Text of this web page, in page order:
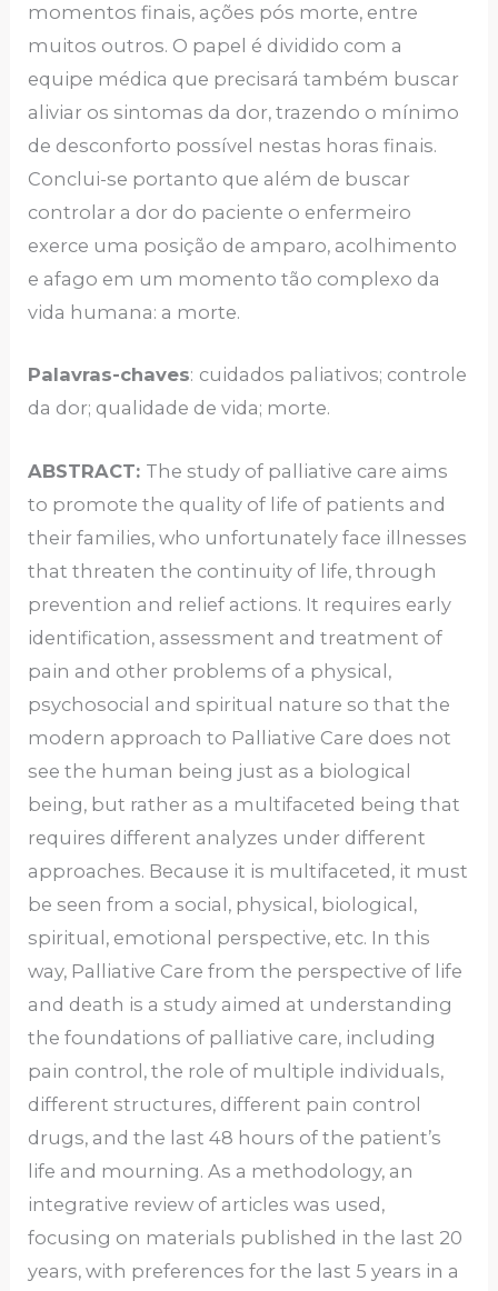
momentos finais, ações pós morte, entre
muitos outros. O papel é dividido com a
equipe médica que precisará também buscar
aliviar os sintomas da dor, trazendo o mínimo
de desconforto possível nestas horas finais.
Conclui-se portanto que além de buscar
controlar a dor do paciente o enfermeiro
exerce uma posição de amparo, acolhimento
e afago em um momento tão complexo da
vida humana: a morte.
Palavras-chaves: cuidados paliativos; controle
da dor; qualidade de vida; morte.
ABSTRACT: The study of palliative care aims
to promote the quality of life of patients and
their families, who unfortunately face illnesses
that threaten the continuity of life, through
prevention and relief actions. It requires early
identification, assessment and treatment of
pain and other problems of a physical,
psychosocial and spiritual nature so that the
modern approach to Palliative Care does not
see the human being just as a biological
being, but rather as a multifaceted being that
requires different analyzes under different
approaches. Because it is multifaceted, it must
be seen from a social, physical, biological,
spiritual, emotional perspective, etc. In this
way, Palliative Care from the perspective of life
and death is a study aimed at understanding
the foundations of palliative care, including
pain control, the role of multiple individuals,
different structures, different pain control
drugs, and the last 48 hours of the patient’s
life and mourning. As a methodology, an
integrative review of articles was used,
focusing on materials published in the last 20
years, with preferences for the last 5 years in a